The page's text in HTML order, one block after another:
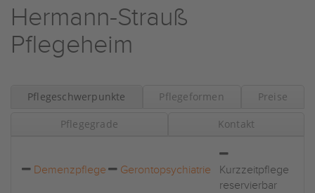
Hermann-Strauß
Pflegeheim
Pflegeschwerpunkte Pflegeformen Preise
Pflegegrade Kontakt
Demenzpflege Gerontopsychiatrie
Kurzzeitpflege
reservierbar